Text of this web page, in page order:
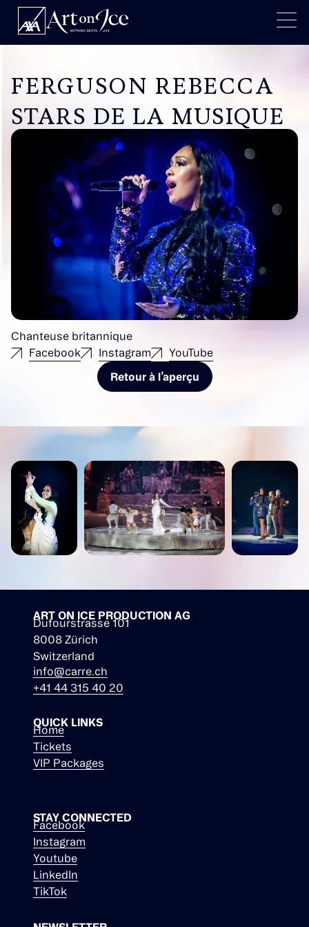
FERGUSON REBECCA
STARS DE LA MUSIQUE
Chanteuse britannique
Facebook
Instagram
YouTube
Retour à l’aperçu
ART ON ICE PRODUCTION AG
Dufourstrasse 101
8008 Zürich
Switzerland
info@carre.ch
+41 44 315 40 20
QUICK LINKS
Home
Tickets
VIP Packages
STAY CONNECTED
Facebook
Instagram
Youtube
LinkedIn
TikTok